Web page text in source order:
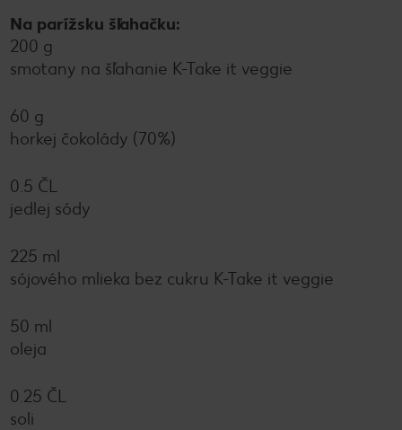
Na parížsku šľahačku:
200 g
smotany na šľahanie K-Take it veggie
60 g
horkej čokolády (70%)
0.5 ČL
jedlej sódy
225 ml
sójového mlieka bez cukru K-Take it veggie
50 ml
oleja
0.25 ČL
soli